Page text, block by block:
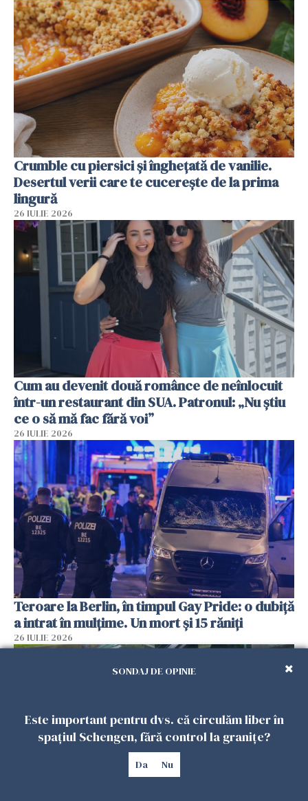
Crumble cu piersici și înghețată de vanilie.
Desertul verii care te cucerește de la prima
lingură
26 IULIE 2026
Cum au devenit două românce de neînlocuit
într-un restaurant din SUA. Patronul: „Nu știu
ce o să mă fac fără voi”
26 IULIE 2026
Teroare la Berlin, în timpul Gay Pride: o dubiță
a intrat în mulțime. Un mort și 15 răniți
26 IULIE 2026
SONDAJ DE OPINIE
Este important pentru dvs. că circulăm liber în
spațiul Schengen, fără control la granițe?
Da Nu